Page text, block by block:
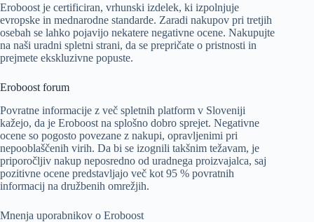
Eroboost je certificiran, vrhunski izdelek, ki izpolnjuje
evropske in mednarodne standarde. Zaradi nakupov pri tretjih
osebah se lahko pojavijo nekatere negativne ocene. Nakupujte
na naši uradni spletni strani, da se prepričate o pristnosti in
prejmete ekskluzivne popuste.
Eroboost forum
Povratne informacije z več spletnih platform v Sloveniji
kažejo, da je Eroboost na splošno dobro sprejet. Negativne
ocene so pogosto povezane z nakupi, opravljenimi pri
nepooblaščenih virih. Da bi se izognili takšnim težavam, je
priporočljiv nakup neposredno od uradnega proizvajalca, saj
pozitivne ocene predstavljajo več kot 95 % povratnih
informacij na družbenih omrežjih.
Mnenja uporabnikov o Eroboost